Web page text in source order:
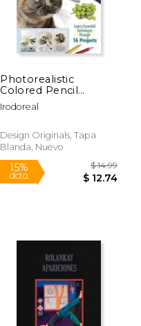
15%
dcto.
Photorealistic
Colored Pencil
Drawing Workbook:
Learn Essential
16 Projects (en Inglés)
Irodoreal
Design Originals, Tapa
Blanda, Nuevo